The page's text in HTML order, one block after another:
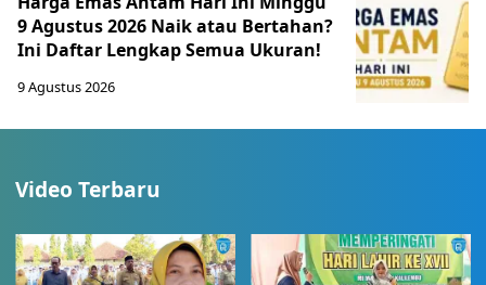
9 Agustus 2026 Naik atau Bertahan?
Ini Daftar Lengkap Semua Ukuran!
9 Agustus 2026
Video Terbaru